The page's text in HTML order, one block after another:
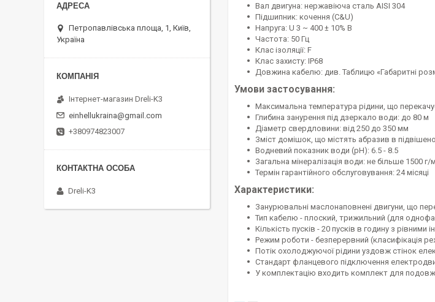
Вал двигуна: нержавіюча сталь AISI 304
Підшипник: кочення (C&U)
Напруга: U 3 ~ 400 ± 10% В
Частота: 50 Гц
Клас ізоляції: F
Клас захисту: IP68
Довжина кабелю: див. Таблицю «Габаритні
Умови застосування:
Максимальна температура рідини, що
Глибина занурення під дзеркало води: до 80 м
Діаметр свердловини: від 250 до 350 мм
Зміст домішок, що містять абразив в
Водневий показник води (рН): 6.5 - 8.5
Загальна мінералізація води: не більше 1500 г/
Термін гарантійного обслуговування: 24 місяці
Характеристики:
Занурювальні маслонаповнені двигуни, що
Тип кабелю - плоский, трижильний (для
Кількість пусків - 20 пусків в годину з рівними
Режим роботи - безперервний (класифікація
Потік охолоджуючої рідини уздовж стінок
Стандарт фланцевого підключення
У комплектацію входить комплект для
Петропавлівська площа, 1, Київ,
Україна
Інтернет-магазин Dreli-K3
einhellukraina@gmail.com
+380974823007
Dreli-K3